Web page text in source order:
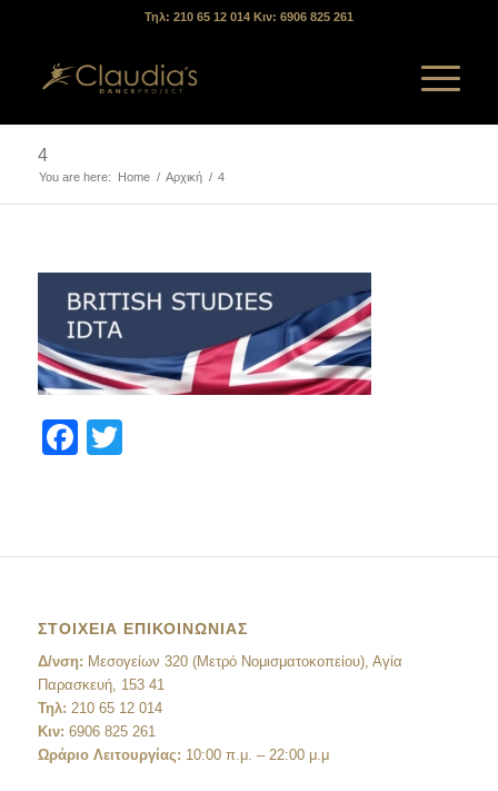
Τηλ: 210 65 12 014 Κιν: 6906 825 261
4
You are here: Home / Αρχική / 4
Facebook
ΣΤΟΙΧΕΙΑ ΕΠΙΚΟΙΝΩΝΙΑΣ
Δ/νση: Μεσογείων 320 (Μετρό Νομισματοκοπείου), Αγία
Παρασκευή, 153 41
Τηλ: 210 65 12 014
Κιν: 6906 825 261
Ωράριο Λειτουργίας: 10:00 π.μ. – 22:00 μ.μ